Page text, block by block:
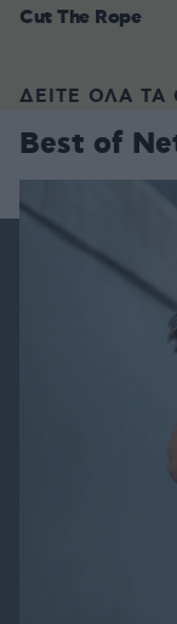
Cut The Rope
ΔΕΙΤΕ ΟΛΑ ΤΑ
Best of